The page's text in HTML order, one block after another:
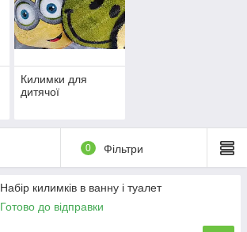
Килимки для
дитячої
0 Фільтри
Набір килимків в ванну і туалет
Готово до відправки